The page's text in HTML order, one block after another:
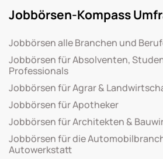
Jobbörsen-Kompass
Jobbörsen alle Branchen und
Jobbörsen für Absolventen,
Professionals
Jobbörsen für Agrar &
Jobbörsen für Apotheker
Jobbörsen für Architekten &
Jobbörsen für die
Autowerkstatt